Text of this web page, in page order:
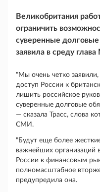
Великобритания
ограничить
суверенные долговые
заявила в среду
"Мы очень четко
доступ России к
лишить российское
суверенные долговые
— сказала Трасс, слова
СМИ.
"Будут еще более
важнейших организаций
России к финансовым
полномасштабное
предупредила она.